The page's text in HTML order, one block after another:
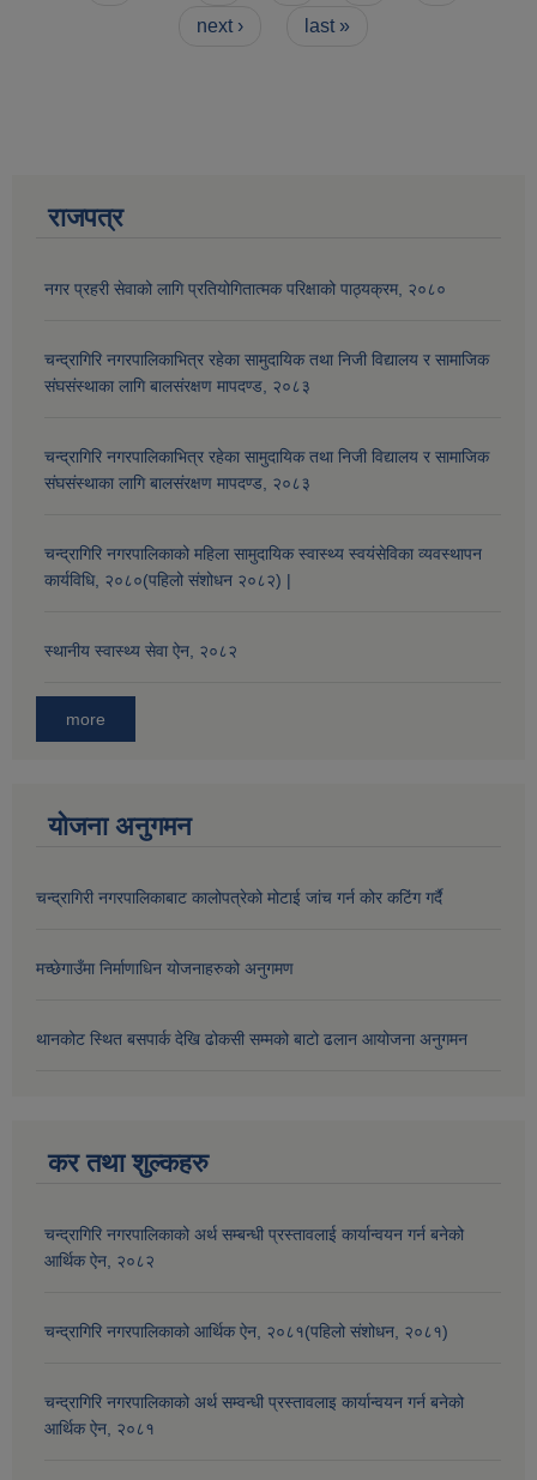
next ›
last »
राजपत्र
नगर प्रहरी सेवाको लागि प्रतियोगितात्मक परिक्षाको पाठ्यक्रम, २०८०
चन्द्रागिरि नगरपालिकाभित्र रहेका सामुदायिक तथा निजी विद्यालय र सामाजिक
संघसंस्थाका लागि बालसंरक्षण मापदण्ड, २०८३
चन्द्रागिरि नगरपालिकाभित्र रहेका सामुदायिक तथा निजी विद्यालय र सामाजिक
संघसंस्थाका लागि बालसंरक्षण मापदण्ड, २०८३
चन्द्रागिरि नगरपालिकाको महिला सामुदायिक स्वास्थ्य स्वयंसेविका व्यवस्थापन
कार्यविधि, २०८०(पहिलो संशोधन २०८२) |
स्थानीय स्वास्थ्य सेवा ऐन, २०८२
more
योजना अनुगमन
चन्द्रागिरी नगरपालिकाबाट कालोपत्रेको मोटाई जांच गर्न कोर कटिंग गर्दै
मच्छेगाउँमा निर्माणाधिन योजनाहरुको अनुगमण
थानकोट स्थित बसपार्क देखि ढोकसी सम्मको बाटो ढलान आयोजना अनुगमन
कर तथा शुल्कहरु
चन्द्रागिरि नगरपालिकाको अर्थ सम्बन्धी प्रस्तावलाई कार्यान्वयन गर्न बनेको
आर्थिक ऐन, २०८२
चन्द्रागिरि नगरपालिकाको आर्थिक ऐन, २०८१(पहिलो संशोधन, २०८१)
चन्द्रागिरि नगरपालिकाको अर्थ सम्वन्धी प्रस्तावलाइ कार्यान्वयन गर्न बनेको
आर्थिक ऐन, २०८१